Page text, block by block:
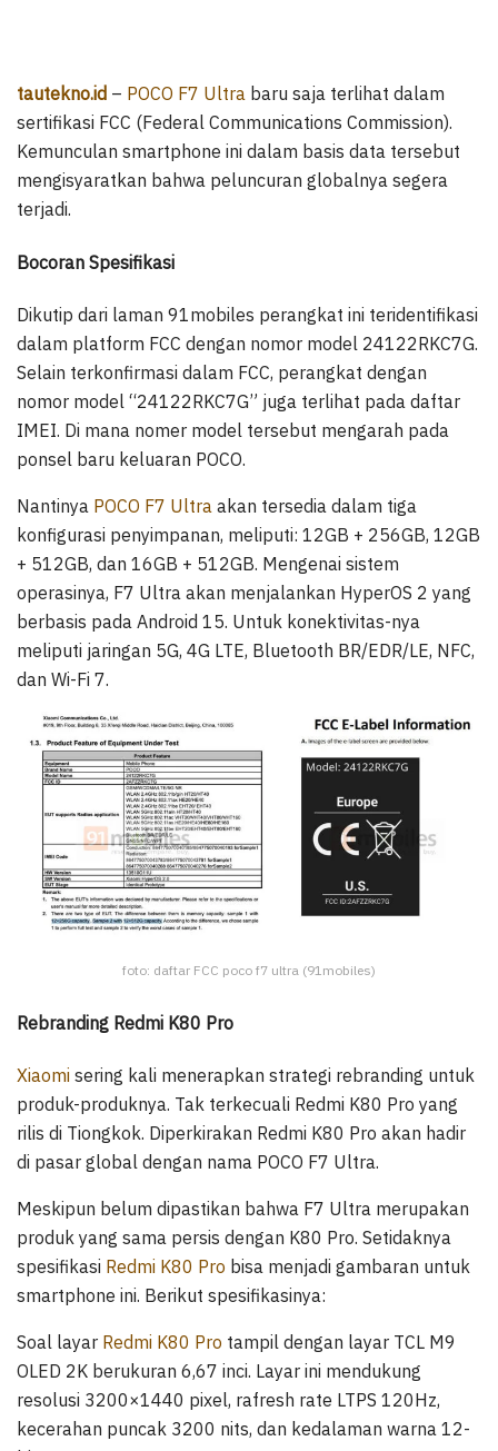
tautekno.id – POCO F7 Ultra baru saja terlihat dalam
sertifikasi FCC (Federal Communications Commission).
Kemunculan smartphone ini dalam basis data tersebut
mengisyaratkan bahwa peluncuran globalnya segera
terjadi.
Bocoran Spesifikasi
Dikutip dari laman 91mobiles perangkat ini teridentifikasi
dalam platform FCC dengan nomor model 24122RKC7G.
Selain terkonfirmasi dalam FCC, perangkat dengan
nomor model “24122RKC7G” juga terlihat pada daftar
IMEI. Di mana nomer model tersebut mengarah pada
ponsel baru keluaran POCO.
Nantinya POCO F7 Ultra akan tersedia dalam tiga
konfigurasi penyimpanan, meliputi: 12GB + 256GB, 12GB
+ 512GB, dan 16GB + 512GB. Mengenai sistem
operasinya, F7 Ultra akan menjalankan HyperOS 2 yang
berbasis pada Android 15. Untuk konektivitas-nya
meliputi jaringan 5G, 4G LTE, Bluetooth BR/EDR/LE, NFC,
dan Wi-Fi 7.
foto: daftar FCC poco f7 ultra (91mobiles)
Rebranding Redmi K80 Pro
Xiaomi sering kali menerapkan strategi rebranding untuk
produk-produknya. Tak terkecuali Redmi K80 Pro yang
rilis di Tiongkok. Diperkirakan Redmi K80 Pro akan hadir
di pasar global dengan nama POCO F7 Ultra.
Meskipun belum dipastikan bahwa F7 Ultra merupakan
produk yang sama persis dengan K80 Pro. Setidaknya
spesifikasi Redmi K80 Pro bisa menjadi gambaran untuk
smartphone ini. Berikut spesifikasinya:
Soal layar Redmi K80 Pro tampil dengan layar TCL M9
OLED 2K berukuran 6,67 inci. Layar ini mendukung
resolusi 3200×1440 pixel, rafresh rate LTPS 120Hz,
kecerahan puncak 3200 nits, dan kedalaman warna 12-